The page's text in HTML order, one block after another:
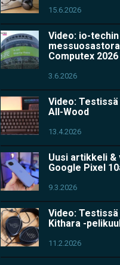
15.6.2026
Video: io-techin
Computex
3.6.2026
Video: Testissä
All-Wood
13.4.2026
Uusi artikkeli
Google Pixel
9.3.2026
Video: Testissä
Kithara -
11.2.2026